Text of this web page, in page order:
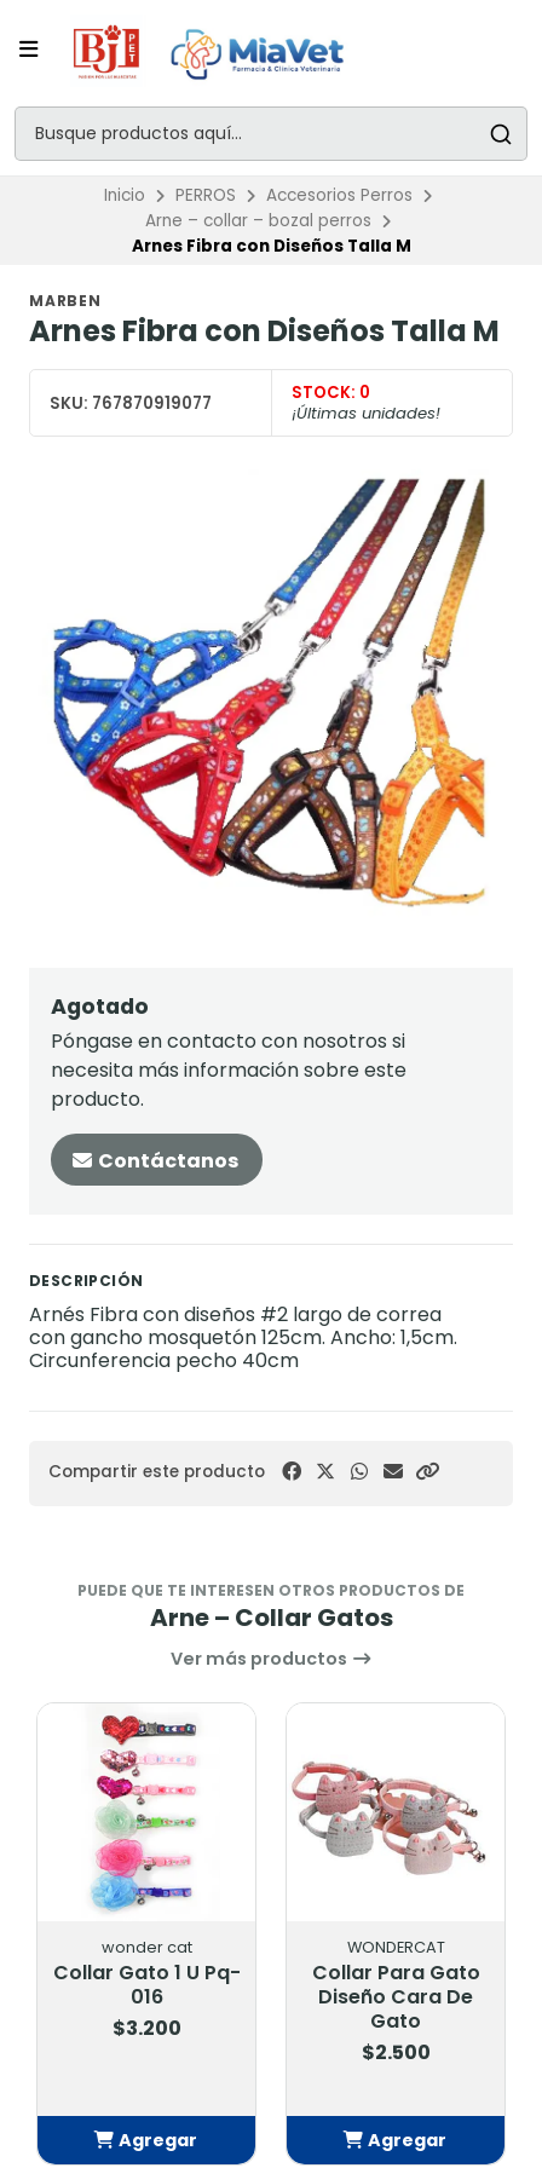
Inicio PERROS
Accesorios Perros
Arne – collar – bozal perros
Arnes Fibra con Diseños Talla M
MARBEN
Arnes Fibra con Diseños Talla M
SKU: 767870919077 STOCK: 0
¡Últimas unidades!
Agotado
Póngase en contacto con nosotros si
necesita más información sobre este
producto.
Contáctanos
DESCRIPCIÓN
Arnés Fibra con diseños #2 largo de correa
con gancho mosquetón 125cm. Ancho: 1,5cm.
Circunferencia pecho 40cm
Compartir este producto
PUEDE QUE TE INTERESEN OTROS PRODUCTOS DE
Arne – Collar Gatos
Ver más productos
wonder cat
Collar Gato 1 U Pq-
016
$3.200
Agregar
WONDERCAT
Collar Para Gato
Diseño Cara De
Gato
$2.500
Agregar